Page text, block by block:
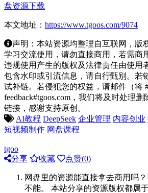
盘资源下载
本文地址： https://www.tgoos.com/9074
声明：本站资源均整理自互联网，版
学习交流使用，请勿直接商用，若需商
违规使用产生的版权及法律责任由使用
包含水印或引流信息，请自行甄别。若
试补链。若侵犯您的权益，请邮件（将
feedback#tgoos.com，我们将及时处理
链接，感谢支持原创。
AI教程 DeepSeek 企业管理 内容创业
短视频制作 网盘课程
tgoo
分享
收藏 点赞(0)
网盘里的资源能直接拿去商用吗？
不能。 本站分享的资源版权都属